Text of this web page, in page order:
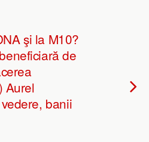
şi la M10?
de
Aurel
banii